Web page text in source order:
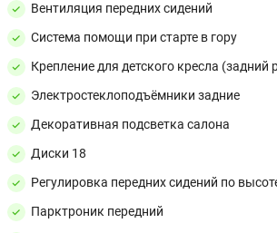
Вентиляция передних сидений
Система помощи при старте в гору
Крепление для детского кресла (задний
Электростеклоподъёмники задние
Декоративная подсветка салона
Диски 18
Регулировка передних сидений по
Парктроник передний